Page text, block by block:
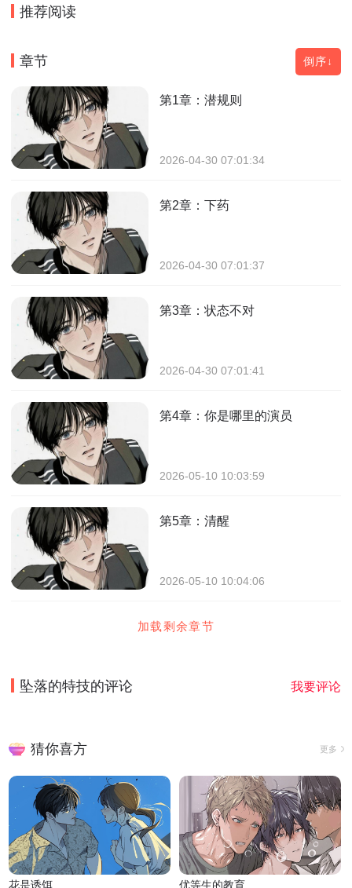
推荐阅读
章节 倒序↓
第1章：潜规则
2026-04-30 07:01:34
第2章：下药
2026-04-30 07:01:37
第3章：状态不对
2026-04-30 07:01:41
第4章：你是哪里的演员
2026-05-10 10:03:59
第5章：清醒
2026-05-10 10:04:06
加载剩余章节
坠落的特技的评论 我要评论
猜你喜方 更多
花是诱饵 优等生的教育